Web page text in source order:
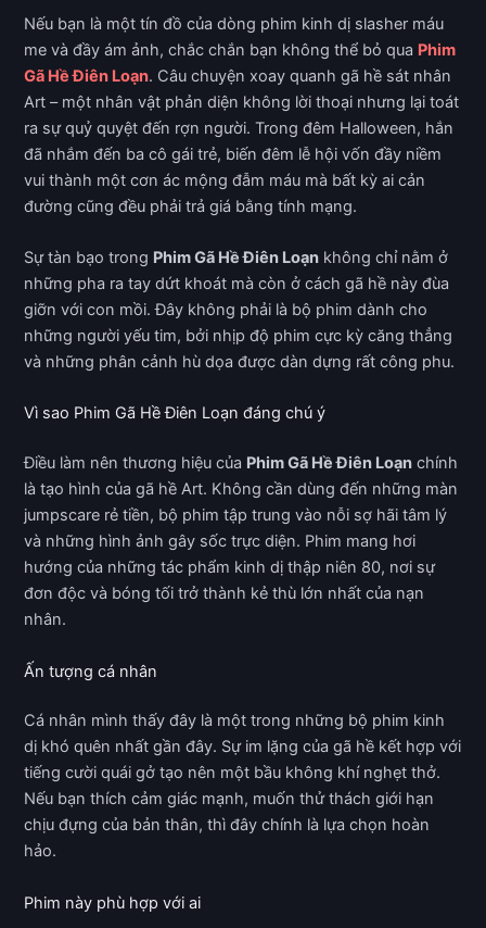
Nếu bạn là một tín đồ của dòng phim kinh dị slasher máu
me và đầy ám ảnh, chắc chắn bạn không thể bỏ qua Phim
Gã Hề Điên Loạn. Câu chuyện xoay quanh gã hề sát nhân
Art – một nhân vật phản diện không lời thoại nhưng lại toát
ra sự quỷ quyệt đến rợn người. Trong đêm Halloween, hắn
đã nhắm đến ba cô gái trẻ, biến đêm lễ hội vốn đầy niềm
vui thành một cơn ác mộng đẫm máu mà bất kỳ ai cản
đường cũng đều phải trả giá bằng tính mạng.
Sự tàn bạo trong Phim Gã Hề Điên Loạn không chỉ nằm ở
những pha ra tay dứt khoát mà còn ở cách gã hề này đùa
giỡn với con mồi. Đây không phải là bộ phim dành cho
những người yếu tim, bởi nhịp độ phim cực kỳ căng thẳng
và những phân cảnh hù dọa được dàn dựng rất công phu.
Vì sao Phim Gã Hề Điên Loạn đáng chú ý
Điều làm nên thương hiệu của Phim Gã Hề Điên Loạn chính
là tạo hình của gã hề Art. Không cần dùng đến những màn
jumpscare rẻ tiền, bộ phim tập trung vào nỗi sợ hãi tâm lý
và những hình ảnh gây sốc trực diện. Phim mang hơi
hướng của những tác phẩm kinh dị thập niên 80, nơi sự
đơn độc và bóng tối trở thành kẻ thù lớn nhất của nạn
nhân.
Ấn tượng cá nhân
Cá nhân mình thấy đây là một trong những bộ phim kinh
dị khó quên nhất gần đây. Sự im lặng của gã hề kết hợp với
tiếng cười quái gở tạo nên một bầu không khí nghẹt thở.
Nếu bạn thích cảm giác mạnh, muốn thử thách giới hạn
chịu đựng của bản thân, thì đây chính là lựa chọn hoàn
hảo.
Phim này phù hợp với ai